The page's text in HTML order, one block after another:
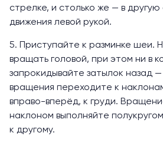
стрелке, и столько же — в
движения левой рукой.
5. Приступайте к разминке шеи.
вращать головой, при этом ни в
запрокидывайте затылок назад
вращения переходите к
вправо-вперёд, к груди.
наклоном выполняйте
к другому.